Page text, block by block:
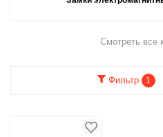
Смотреть все
Фильтр 1